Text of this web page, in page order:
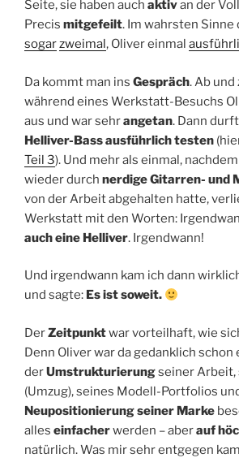
Seite, sie haben auch aktivan der
Precis mitgefeilt. Im wahrsten Sinne
sogarzweimal, Oliver einmal
Da kommt man ins Gespräch. Ab
während eines Werkstatt-Besuchs
aus und war sehrangetan. Dann
Helliver-Bassausführlich testen
Teil 3). Und mehr als einmal,
wieder durch nerdige Gitarren- und
von der Arbeit abgehalten hatte,
Werkstatt mit den Worten:
auch eine Helliver. Irgendwann!
Und irgendwann kam ich dann
und sagte: Es ist soweit.
DerZeitpunktwar vorteilhaft, wie
Denn Oliver war da gedanklich
derUmstrukturierungseiner
(Umzug), seines Modell-Portfolios
Neupositionierung seiner Marke
alles einfacherwerden – aberauf
natürlich. Was mir sehr entgegen